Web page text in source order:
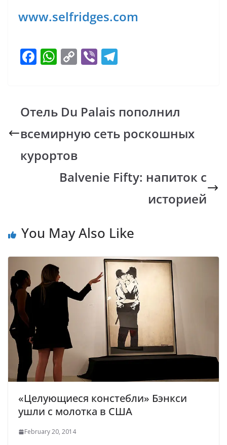
www.selfridges.com
F
b
o
o
k
W
s
A
p
p
C
y
Li
n
k
Vi
gr
a
m
Отель Du Palais пополнил
всемирную сеть роскошных
курортов
Balvenie Fifty: напиток с
историей
You May Also Like
«Целующиеся констебли» Бэнкси
ушли с молотка в США
February 20, 2014